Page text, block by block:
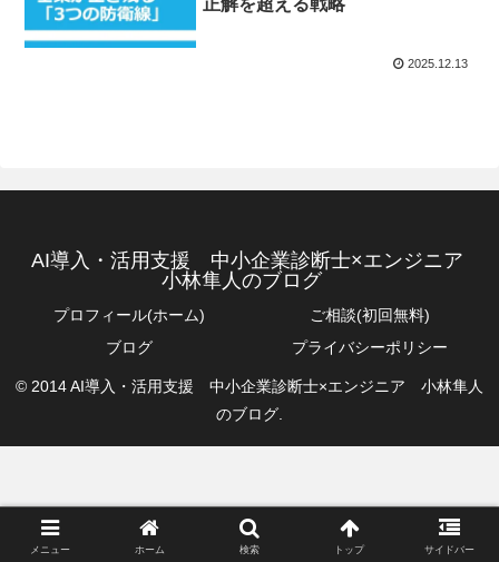
2025.12.13
AI導入・活用支援 中小企業診断士×エンジニア
小林隼人のブログ
プロフィール(ホーム)
ご相談(初回無料)
ブログ
プライバシーポリシー
© 2014 AI導入・活用支援 中小企業診断士×エンジニア 小林隼人
のブログ.
メニュー ホーム 検索 トップ サイドバー